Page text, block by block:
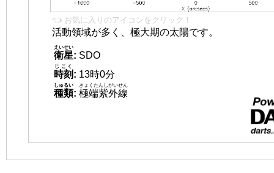
👈 お気に入りのアイコンをクリック！
活動領域が多く、極大期の太陽です。
衛星
えいせい
: SDO
時刻
じこく
: 13時0分
種類
しゅるい
: 極端紫外線
きょくたんしがいせん